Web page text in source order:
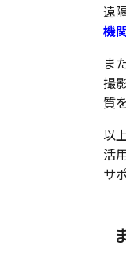
遠
機
ま
撮
質
以
活
サ